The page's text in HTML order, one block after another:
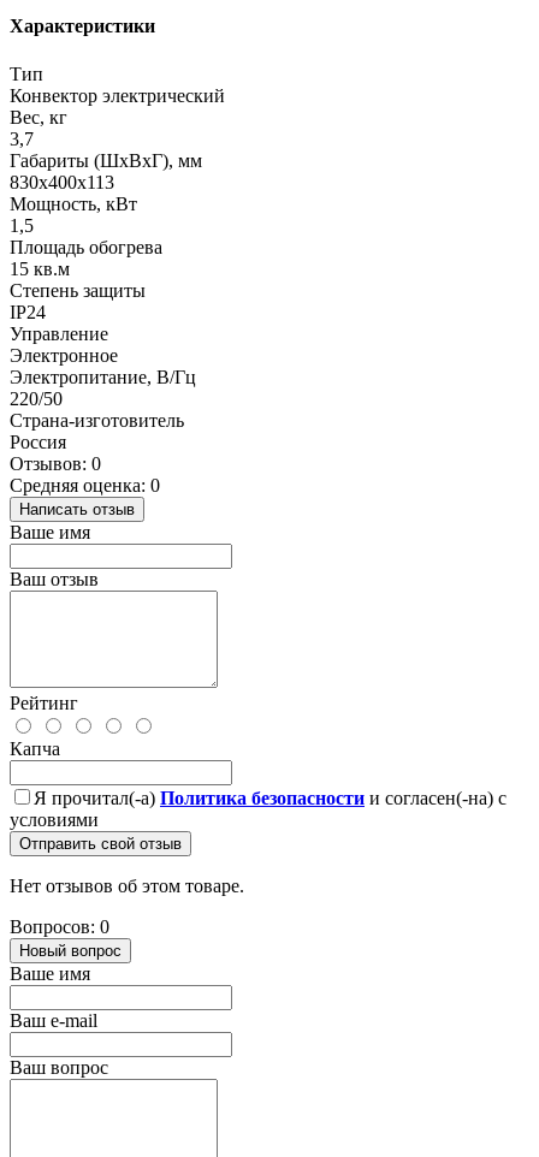
Характеристики
Тип
Конвектор электрический
Вес, кг
3,7
Габариты (ШхВхГ), мм
830х400х113
Мощность, кВт
1,5
Площадь обогрева
15 кв.м
Степень защиты
IP24
Управление
Электронное
Электропитание, В/Гц
220/50
Страна-изготовитель
Россия
Отзывов: 0
Средняя оценка: 0
Написать отзыв
Ваше имя
Ваш отзыв
Рейтинг
Капча
Я прочитал(-а) Политика безопасности и согласен(-на) с
условиями
Отправить свой отзыв
Нет отзывов об этом товаре.
Вопросов: 0
Новый вопрос
Ваше имя
Ваш e-mail
Ваш вопрос